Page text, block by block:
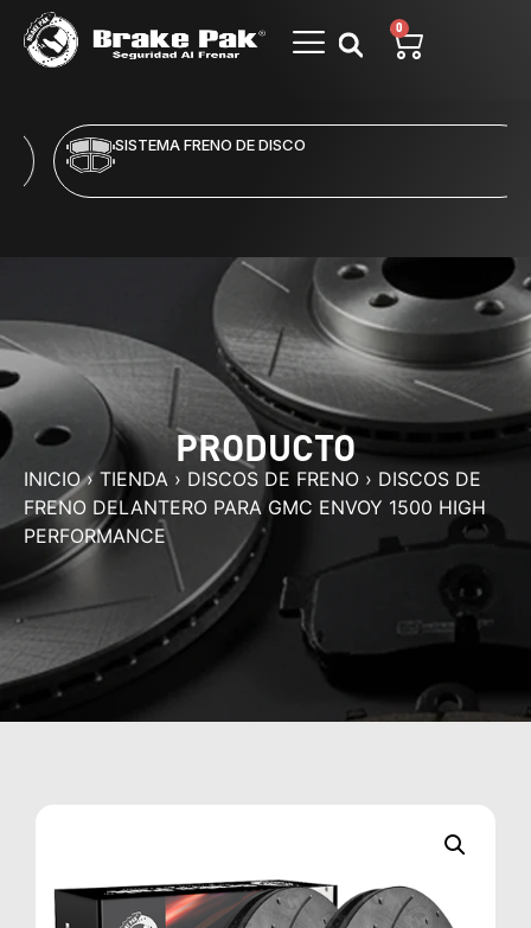
0
SISTEMA FRENO DE DISCO
PRODUCTO
INICIO› TIENDA › DISCOS DE FRENO › DISCOS DE
FRENO DELANTERO PARA GMC ENVOY 1500 HIGH
PERFORMANCE